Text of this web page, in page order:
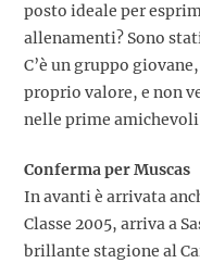
posto ideale per
allenamenti? Sono
C’è un gruppo
proprio valore, e non
nelle prime
Conferma per Muscas
In avanti è arrivata
Classe 2005, arriva a
brillante stagione al